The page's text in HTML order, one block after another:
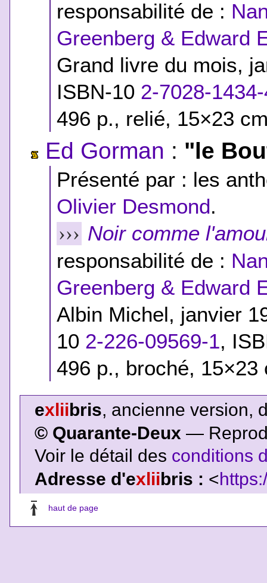
responsabilité de :
Greenberg & Edward
Grand livre du mois,
ISBN-10 2-7028-
496 p., relié, 15×23
Ed Gorman : "le
Présenté par : les
Olivier Desmond.
››› Noir comme
responsabilité de :
Greenberg & Edward
Albin Michel, janvier
10 2-226-09569-1,
496 p., broché, 15×23
exlii bris, ancienne version,
© Quarante-Deux —
Voir le détail des conditions
Adresse d'exlii bris : <
haut de page